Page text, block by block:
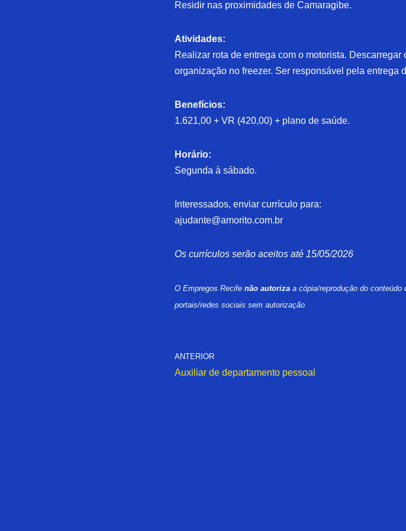
Residir nas proximidades de Camaragibe.
Atividades:
Realizar rota de entrega com o motorista.
organização no freezer. Ser responsável pela entrega
Benefícios:
1.621,00 + VR (420,00) + plano de saúde.
Horário:
Segunda à sábado.
Interessados, enviar currículo para:
ajudante@amorito.com.br
Os currículos serão aceitos até 15/05/2026
O Empregos Recifenão autoriza a cópia/reprodução do
portais/redes sociais sem autorização
ANTERIOR
Auxiliar de departamento pessoal